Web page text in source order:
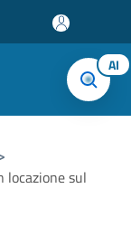
AI
locazione sul